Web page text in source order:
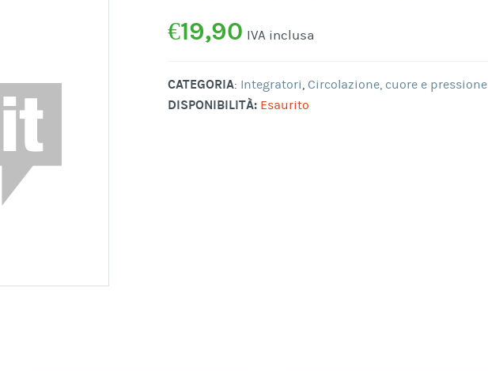
€19,90 IVA inclusa
CATEGORIA: Integratori, Circolazione, cuore e pressione
DISPONIBILITÀ: Esaurito